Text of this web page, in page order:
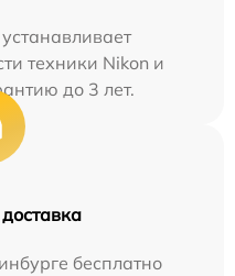
техники Nikon и
до 3 лет.
бесплатно